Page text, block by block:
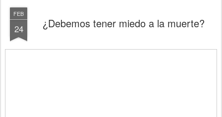
FEB
24 ¿Debemos tener miedo a la muerte?